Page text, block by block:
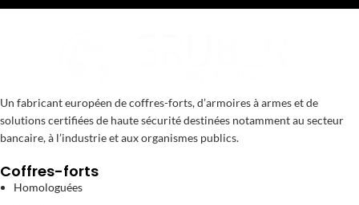
Un fabricant européen de coffres-forts, d’armoires à armes et de
solutions certifiées de haute sécurité destinées notamment au secteur
bancaire, à l’industrie et aux organismes publics.
Coffres-forts
Homologuées